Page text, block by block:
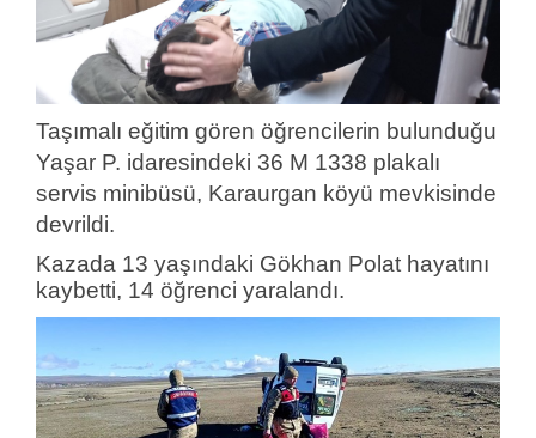
Taşımalı eğitim gören öğrencilerin bulunduğu
Yaşar P. idaresindeki 36 M 1338 plakalı
servis minibüsü, Karaurgan köyü mevkisinde
devrildi.
Kazada 13 yaşındaki Gökhan Polat hayatını
kaybetti, 14 öğrenci yaralandı.